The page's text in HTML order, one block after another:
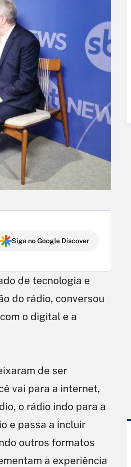
Siga no Google Discover
de tecnologia e
do rádio, conversou
o digital e a
de ser
vai para a internet,
o rádio indo para a
e passa a incluir
outros formatos
a experiência